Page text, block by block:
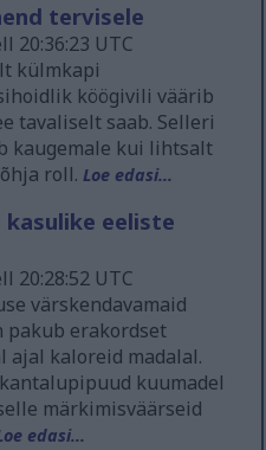
tervisele
20:36:23 UTC
külmkapi
köögivili väärib
tavaliselt saab. Selleri
kaugemale kui lihtsalt
roll.Loe edasi...
eeliste
20:28:52 UTC
värskendavamaid
pakub erakordset
ajal kaloreid madalal.
kuumadel
märkimisväärseid
edasi...